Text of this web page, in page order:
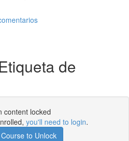
de
content locked
you'll need to login.
to Unlock